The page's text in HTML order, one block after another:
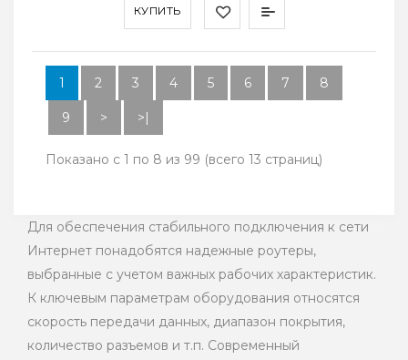
КУПИТЬ
1 2 3 4 5 6 7 8
9 > >|
Показано с 1 по 8 из 99 (всего 13 страниц)
Для обеспечения стабильного подключения к сети
Интернет понадобятся надежные роутеры,
выбранные с учетом важных рабочих характеристик.
К ключевым параметрам оборудования относятся
скорость передачи данных, диапазон покрытия,
количество разъемов и т.п. Современный